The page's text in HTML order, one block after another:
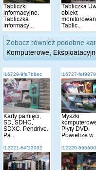
Tabliczki
informacyjne,
Tabliczka
informacy...
Tabliczka
obiekt
Tablic...
Zobacz również podobne
Komputerowe,
i16729-9fa7b8ec
Karty pamięci,
SD, SDHC,
SDXC, Pendrive,
Pa...
i16727-
Myszki
Płyty DVD,
Powietrze w ...
i12221-e4f13002 i12220-